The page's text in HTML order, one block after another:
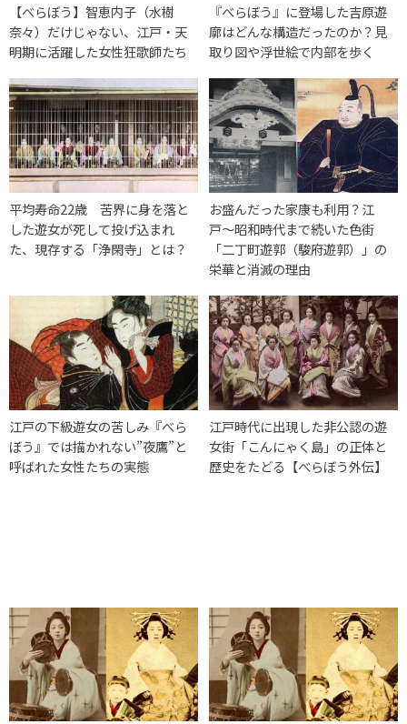
【べらぼう】智恵内子（水樹
奈々）だけじゃない、江戸・天
明期に活躍した女性狂歌師たち
『べらぼう』に登場した吉原遊
廓はどんな構造だったのか？見
取り図や浮世絵で内部を歩く
平均寿命22歳 苦界に身を落と
した遊女が死して投げ込まれ
た、現存する「浄閑寺」とは？
お盛んだった家康も利用？江
戸〜昭和時代まで続いた色街
「二丁町遊郭（駿府遊郭）」の
栄華と消滅の理由
江戸の下級遊女の苦しみ『べら
ぼう』では描かれない”夜鷹”と
呼ばれた女性たちの実態
江戸時代に出現した非公認の遊
女街「こんにゃく島」の正体と
歴史をたどる【べらぼう外伝】